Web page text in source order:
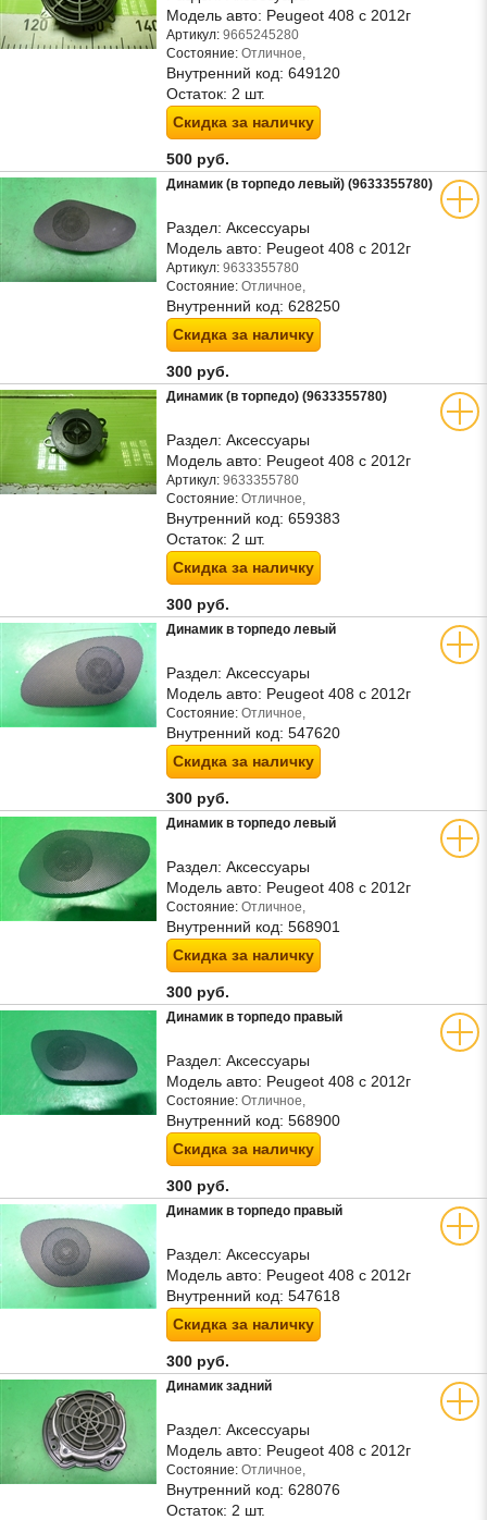
Модель авто: Peugeot 408 с 2012г
Артикул: 9665245280
Состояние: Отличное,
Внутренний код: 649120
Остаток: 2 шт.
Скидка за наличку
500 руб.
Динамик (в торпедо левый) (9633355780)
Раздел: Аксессуары
Модель авто: Peugeot 408 с 2012г
Артикул: 9633355780
Состояние: Отличное,
Внутренний код: 628250
Скидка за наличку
300 руб.
Динамик (в торпедо) (9633355780)
Раздел: Аксессуары
Модель авто: Peugeot 408 с 2012г
Артикул: 9633355780
Состояние: Отличное,
Внутренний код: 659383
Остаток: 2 шт.
Скидка за наличку
300 руб.
Динамик в торпедо левый
Раздел: Аксессуары
Модель авто: Peugeot 408 с 2012г
Состояние: Отличное,
Внутренний код: 547620
Скидка за наличку
300 руб.
Динамик в торпедо левый
Раздел: Аксессуары
Модель авто: Peugeot 408 с 2012г
Состояние: Отличное,
Внутренний код: 568901
Скидка за наличку
300 руб.
Динамик в торпедо правый
Раздел: Аксессуары
Модель авто: Peugeot 408 с 2012г
Состояние: Отличное,
Внутренний код: 568900
Скидка за наличку
300 руб.
Динамик в торпедо правый
Раздел: Аксессуары
Модель авто: Peugeot 408 с 2012г
Внутренний код: 547618
Скидка за наличку
300 руб.
Динамик задний
Раздел: Аксессуары
Модель авто: Peugeot 408 с 2012г
Состояние: Отличное,
Внутренний код: 628076
Остаток: 2 шт.